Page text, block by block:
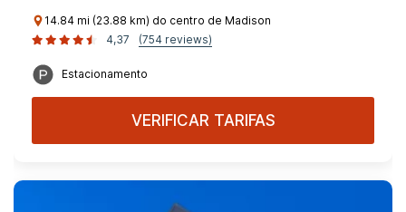
14.84 mi (23.88 km) do centro de Madison
4,37
(754 reviews)
Estacionamento
VERIFICAR TARIFAS